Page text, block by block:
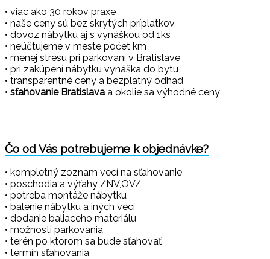
• viac ako 30 rokov praxe
• naše ceny sú bez skrytých príplatkov
• dovoz nábytku aj s vynáškou od 1ks
• neúčtujeme v meste počet km
• menej stresu pri parkovaní v Bratislave
• pri zakúpení nábytku vynáška do bytu
• transparentné ceny a bezplatný odhad
• sťahovanie Bratislava a okolie sa výhodné ceny
Čo od Vás potrebujeme k objednávke?
• kompletný zoznam vecí na sťahovanie
• poschodia a výťahy /NV,OV/
• potreba montáže nábytku
• balenie nábytku a iných vecí
• dodanie baliaceho materiálu
• možnosti parkovania
• terén po ktorom sa bude sťahovať
• termín sťahovania